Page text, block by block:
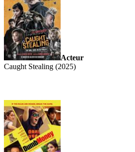
Acteur
Caught Stealing (2025)